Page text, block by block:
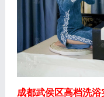
成都武侯区高档洗浴